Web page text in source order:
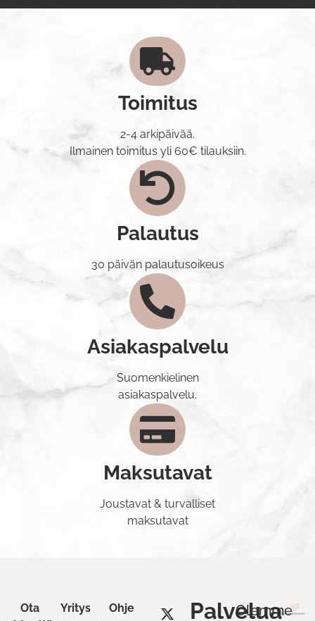
Toimitus
2-4 arkipäivää.
Ilmainen toimitus yli 60€ tilauksiin.
Palautus
30 päivän palautusoikeus
Asiakaspalvelu
Suomenkielinen
asiakaspalvelu.
Maksutavat
Joustavat & turvalliset
maksutavat
Ota
Yritys
Ohje
Palvelua
Olemme